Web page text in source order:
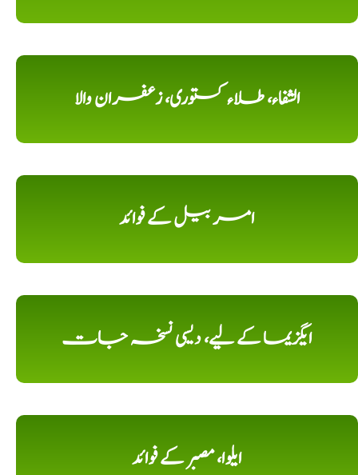
الشفاء، طلاء کستوری، زعفران والا
امر بیل کے فوائد
ایگزیما کے لیے، دیسی نسخہ جات
ایلوا، مصبر کے فوائد